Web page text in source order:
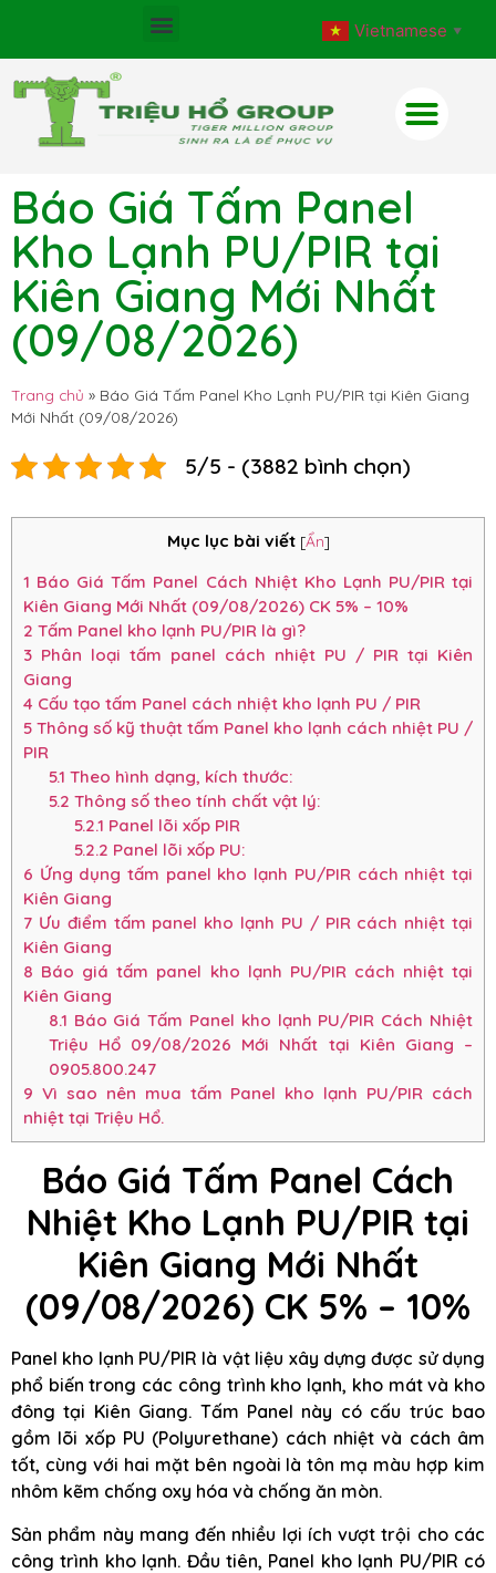
Vietnamese ▼
Báo Giá Tấm Panel
Kho Lạnh PU/PIR tại
Kiên Giang Mới Nhất
(09/08/2026)
Trang chủ » Báo Giá Tấm Panel Kho Lạnh PU/PIR tại Kiên Giang
Mới Nhất (09/08/2026)
5/5 - (3882 bình chọn)
Mục lục bài viết [Ẩn]
1 Báo Giá Tấm Panel Cách Nhiệt Kho Lạnh PU/PIR tại
Kiên Giang Mới Nhất (09/08/2026) CK 5% – 10%
2 Tấm Panel kho lạnh PU/PIR là gì?
3 Phân loại tấm panel cách nhiệt PU / PIR tại Kiên
Giang
4 Cấu tạo tấm Panel cách nhiệt kho lạnh PU / PIR
5 Thông số kỹ thuật tấm Panel kho lạnh cách nhiệt PU /
PIR
5.1 Theo hình dạng, kích thước:
5.2 Thông số theo tính chất vật lý:
5.2.1 Panel lõi xốp PIR
5.2.2 Panel lõi xốp PU:
6 Ứng dụng tấm panel kho lạnh PU/PIR cách nhiệt tại
Kiên Giang
7 Ưu điểm tấm panel kho lạnh PU / PIR cách nhiệt tại
Kiên Giang
8 Báo giá tấm panel kho lạnh PU/PIR cách nhiệt tại
Kiên Giang
8.1 Báo Giá Tấm Panel kho lạnh PU/PIR Cách Nhiệt
Triệu Hổ 09/08/2026 Mới Nhất tại Kiên Giang –
0905.800.247
9 Vì sao nên mua tấm Panel kho lạnh PU/PIR cách
nhiệt tại Triệu Hổ.
Báo Giá Tấm Panel Cách
Nhiệt Kho Lạnh PU/PIR tại
Kiên Giang Mới Nhất
(09/08/2026) CK 5% – 10%
Panel kho lạnh PU/PIR là vật liệu xây dựng được sử dụng
phổ biến trong các công trình kho lạnh, kho mát và kho
đông tại Kiên Giang. Tấm Panel này có cấu trúc bao
gồm lõi xốp PU (Polyurethane) cách nhiệt và cách âm
tốt, cùng với hai mặt bên ngoài là tôn mạ màu hợp kim
nhôm kẽm chống oxy hóa và chống ăn mòn.
Sản phẩm này mang đến nhiều lợi ích vượt trội cho các
công trình kho lạnh. Đầu tiên, Panel kho lạnh PU/PIR có